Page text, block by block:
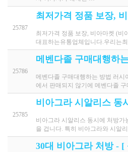
25787
최저가격 정품 보장,
최저가격 정품 보장, 비아마켓 (
대표하는유통업체입니다.우리는
25786
메벤다졸 구매대행하
메벤다졸 구매대행하는 방법 러시
에서 판매되지 않기에 메벤다졸
25785
비아그라 시알리스 동
비아그라 시알리스 동시에 처방가
을 겁니다. 특히 비아그라와 시알
30대 비아그라 처방 - [